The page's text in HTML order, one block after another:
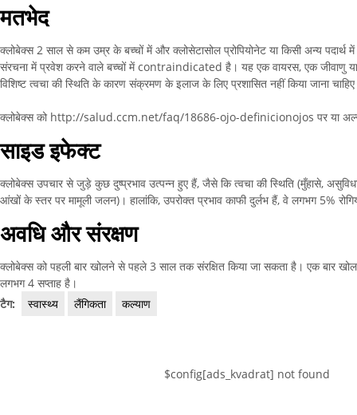
मतभेद
क्लोबेक्स 2 साल से कम उम्र के बच्चों में और क्लोसेटासोल प्रोपियोनेट या किसी अन्य पदार्थ में
संरचना में प्रवेश करने वाले बच्चों में contraindicated है। यह एक वायरस, एक जीवाणु
विशिष्ट त्वचा की स्थिति के कारण संक्रमण के इलाज के लिए प्रशासित नहीं किया जाना
क्लोबेक्स को http://salud.ccm.net/faq/18686-ojo-definicionojos पर या अल्सर
साइड इफेक्ट
क्लोबेक्स उपचार से जुड़े कुछ दुष्प्रभाव उत्पन्न हुए हैं, जैसे कि त्वचा की स्थिति (मुँहासे,
आंखों के स्तर पर मामूली जलन)। हालांकि, उपरोक्त प्रभाव काफी दुर्लभ हैं, वे लगभग 5%
अवधि और संरक्षण
क्लोबेक्स को पहली बार खोलने से पहले 3 साल तक संरक्षित किया जा सकता है। एक बार
लगभग 4 सप्ताह है।
टैग:
स्वास्थ्य लैंगिकता कल्याण
$config[ads_kvadrat] not found